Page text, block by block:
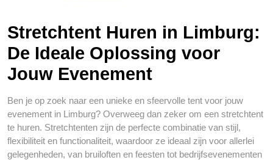
Stretchtent Huren in Limburg:
De Ideale Oplossing voor
Jouw Evenement
Ben je op zoek naar een unieke en sfeervolle tent voor jouw
evenement in Limburg? Overweeg dan zeker om een stretchtent
te huren. Stretchtenten zijn de perfecte combinatie van stijl,
flexibiliteit en functionaliteit, waardoor ze ideaal zijn voor allerlei
gelegenheden, van bruiloften en feesten tot bedrijfsevenementen